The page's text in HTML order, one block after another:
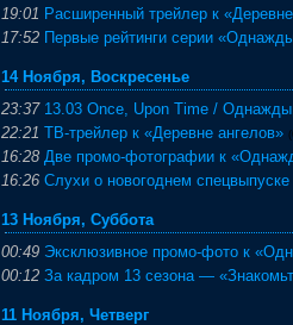
19:01 Расширенный трейлер к
17:52 Первые рейтинги серии
14 Ноября, Воскресенье
23:37 13.03 Once, Upon Time /
22:21 ТВ-трейлер к «Деревне ангелов»
16:28 Две промо-фотографии к
16:26 Слухи о новогоднем спецвыпуске
13 Ноября, Суббота
00:49 Эксклюзивное промо-фото к
00:12 За кадром 13 сезона —
11 Ноября, Четверг